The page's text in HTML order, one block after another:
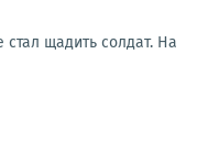
щадить солдат. На